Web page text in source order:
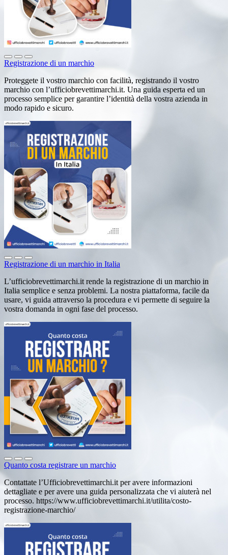
Registrazione di un marchio
Proteggete il vostro marchio con facilità, registrando il vostro
marchio con l’ufficiobrevettimarchi.it. Una guida esperta ed un
processo semplice per garantire l’identità della vostra azienda in
modo rapido e sicuro.
Registrazione di un marchio in Italia
L’ufficiobrevettimarchi.it rende la registrazione di un marchio in
Italia semplice e senza problemi. La nostra piattaforma, facile da
usare, vi guida attraverso la procedura e vi permette di seguire la
vostra domanda in ogni fase del processo.
Quanto costa registrare un marchio
Contattate l’Ufficiobrevettimarchi.it per avere informazioni
dettagliate e per avere una guida personalizzata che vi aiuterà nel
processo. https://www.ufficiobrevettimarchi.it/utilita/costo-
registrazione-marchio/